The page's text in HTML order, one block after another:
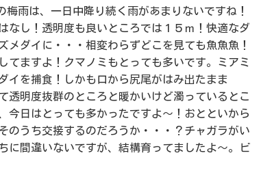
梅雨は、一日中降り続く雨があまりないですね！
なし！透明度も良いところでは１５ｍ！快適なダ
ダイに・・・相変わらずどこを見ても魚魚魚！
てますよ！クマノミもとっても多いです。ミアミ
イを捕食！しかも口から尻尾がはみ出たまま
明度抜群のところと暖かいけど濁っているとこ
今日はとっても多かったですよ～！おとといから
のうち交接するのだろうか・・・？チャガラがい
に間違いないですが、結構育ってましたよ～。ビ